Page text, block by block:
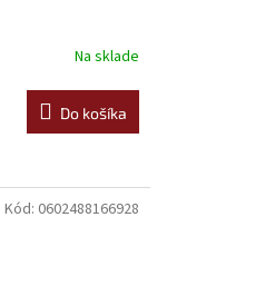
Na sklade
Do košíka
Kód: 0602488166928